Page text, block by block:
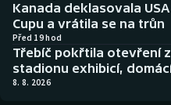
Biatlon
Boby a skeleton
Aplikace ČT sport
AZ kvíz
Kanada deklasovala
Cupu a vrátila se na trůn
Před 19 hod
Třebíč pokřtila otevření
stadionu exhibicí,
8. 8. 2026